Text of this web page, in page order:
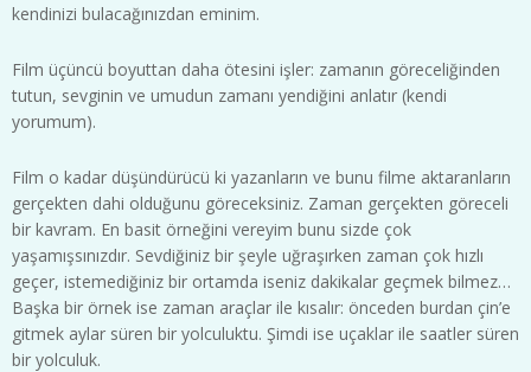
kendinizi bulacağınızdan eminim.
Film üçüncü boyuttan daha ötesini işler: zamanın göreceliğinden
tutun, sevginin ve umudun zamanı yendiğini anlatır (kendi
yorumum).
Film o kadar düşündürücü ki yazanların ve bunu filme aktaranların
gerçekten dahi olduğunu göreceksiniz. Zaman gerçekten göreceli
bir kavram. En basit örneğini vereyim bunu sizde çok
yaşamışsınızdır. Sevdiğiniz bir şeyle uğraşırken zaman çok hızlı
geçer, istemediğiniz bir ortamda iseniz dakikalar geçmek bilmez…
Başka bir örnek ise zaman araçlar ile kısalır: önceden burdan çin’e
gitmek aylar süren bir yolculuktu. Şimdi ise uçaklar ile saatler süren
bir yolculuk.